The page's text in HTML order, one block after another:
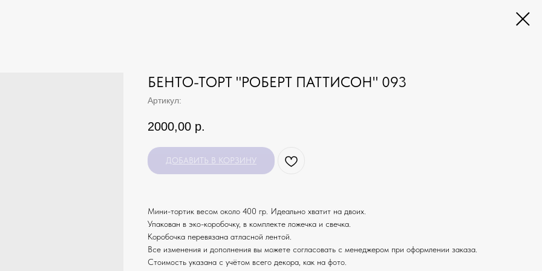
БЕНТО-ТОРТ "РОБЕРТ ПАТТИСОН" 093
Артикул:
2000,00 р.
ДОБАВИТЬ В КОРЗИНУ
Мини-тортик весом около 400 гр. Идеально хватит на двоих.
Упакован в эко-коробочку, в комплекте ложечка и свечка.
Коробочка перевязана атласной лентой.
Все изменения и дополнения вы можете согласовать с менеджером при оформлении заказа.
Стоимость указана с учётом всего декора, как на фото.